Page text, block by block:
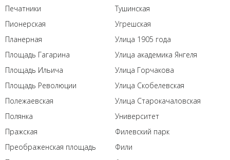
Печатники
Пионерская
Планерная
Площадь Гагарина
Площадь Ильича
Площадь Революции
Полежаевская
Полянка
Пражская
Преображенская площадь
Тушинская
Угрешская
Улица 1905 года
Улица академика Янгеля
Улица Горчакова
Улица Скобелевская
Улица Старокачаловская
Университет
Филевский парк
Фили